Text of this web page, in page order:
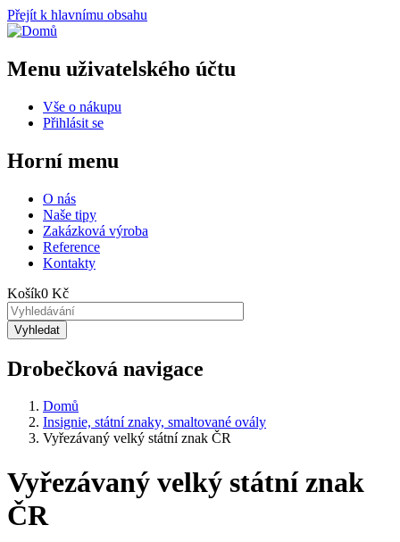
Přejít k hlavnímu obsahu
Menu uživatelského účtu
Vše o nákupu
Přihlásit se
Horní menu
O nás
Naše tipy
Zakázková výroba
Reference
Kontakty
Košík0 Kč
Drobečková navigace
Domů
Insignie, státní znaky, smaltované ovály
Vyřezávaný velký státní znak ČR
Vyřezávaný velký státní znak
ČR